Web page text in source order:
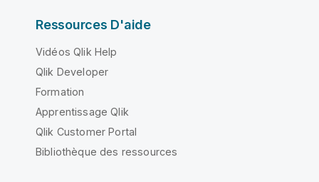
Ressources D'aide
Vidéos Qlik Help
Qlik Developer
Formation
Apprentissage Qlik
Qlik Customer Portal
Bibliothèque des ressources